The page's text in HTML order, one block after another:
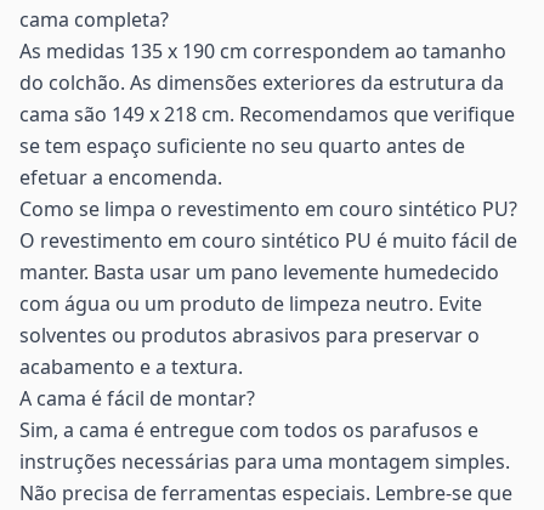
cama completa?
As medidas 135 x 190 cm correspondem ao tamanho
do colchão. As dimensões exteriores da estrutura da
cama são 149 x 218 cm. Recomendamos que verifique
se tem espaço suficiente no seu quarto antes de
efetuar a encomenda.
Como se limpa o revestimento em couro sintético PU?
O revestimento em couro sintético PU é muito fácil de
manter. Basta usar um pano levemente humedecido
com água ou um produto de limpeza neutro. Evite
solventes ou produtos abrasivos para preservar o
acabamento e a textura.
A cama é fácil de montar?
Sim, a cama é entregue com todos os parafusos e
instruções necessárias para uma montagem simples.
Não precisa de ferramentas especiais. Lembre-se que